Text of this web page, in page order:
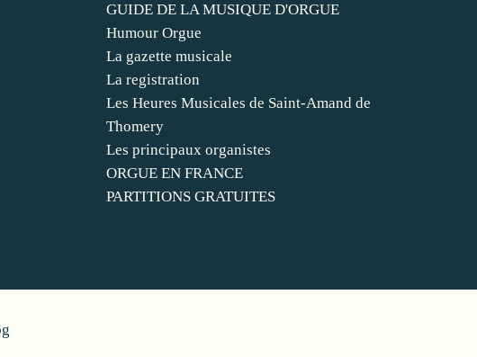
GUIDE DE LA MUSIQUE D'ORGUE
Humour Orgue
La gazette musicale
La registration
Les Heures Musicales de Saint-Amand de
Thomery
Les principaux organistes
ORGUE EN FRANCE
PARTITIONS GRATUITES